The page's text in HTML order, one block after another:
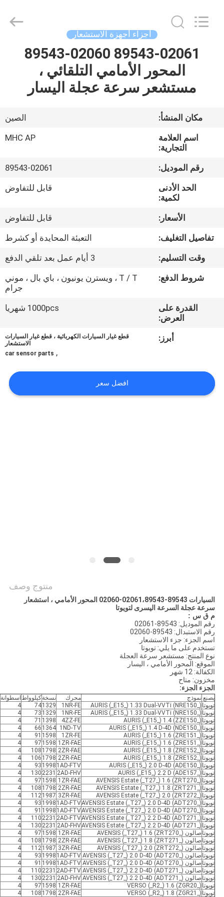
الصفحة
الرئيسية
معلومات
جولة
المعمل
مراقبة
الجودة
خريطة
Limited.
أجزاء أجهزة الاستشعار
89543-02061 89543-02060
المحور الأمامي التلقائي ،
مستشعر سرعة عجلة اليسار
مكان المنشأ:
الصين
اسم العلامة
التجارية:
MHC AP
رقم الموديل:
89543-02061
الحد الأدنى
لكمية:
قابل للتفاوض
الأسعار:
قابل للتفاوض
تفاصيل التغليف:
التعبئة المحايدة أو كشرط
وقت التسليم:
3 أيام عمل بعد تلقي الدفع
شروط الدفع:
T / T ، ويسترن يونيون ، باي بال ، موني
جرام
القدرة على
العرض:
1000pcs شهريا
أبرز:
قطع غيار السيارات الكهربائية ، قطع غيار السيارات
الاستشعار
,
car sensor parts
افضل سعر
منتوج وصف
السيارات 89543-02061،89543-02060 المحور الأمامي ، استشعار
سرعة عجلة السرعة اليسرى لتويوتا
م ق س :
رقم الموديل: 89543-02061
رقم الاستبدال: 89543-02060
اسم الجزء: جزء الاستشعار
تستخدم على ما يلي: تويوتا
نوع المنتج: مستشعر سرعة العجلة
الموقع: المحور الأمامي ، اليسار
الكفالة: 12 شهر
مخزون: متاح
الجزء الجزء:
يصنع نموذج محرك نسخةكيلوواط اسطوانة
تويوتا AURIS (_E15_) 1.33 Dual-VVTi (NRE150_)
1NR-FE
1329
74
4
تويوتا AURIS (_E15_) 1.33 Dual-VVTi (NRE150_)
1NR-FE
1329
73
4
تويوتا AURIS (_E15_) 1.4 (ZZE150_)
4ZZ-FE
1398
71
4
تويوتا AURIS (_E15_) 1.4 D-4D (NDE150_)
1ND-TV
1364
66
4
تويوتا AURIS (_E15_) 1.6 (ZRE151_)
1ZR-FE
1598
91
4
تويوتا AURIS (_E15_) 1.6 (ZRE151_)
1ZR-FAE
1598
97
4
تويوتا AURIS (_E15_) 1.8 (ZRE152_)
2ZR-FAE
1798
108
4
تويوتا AURIS (_E15_) 1.8 (ZRE152_)
2ZR-FAE
1798
106
4
تويوتا AURIS (_E15_) 2.0 D-4D (ADE150_)
1AD-FTV
1998
93
4
تويوتا AURIS (_E15_) 2.2 D (ADE157_)
2AD-FHV
2231
130
4
تويوتا AVENSIS Estate (_T27_) 1.6 (ZRT270_)
1ZR-FAE
1598
97
4
تويوتا AVENSIS Estate (_T27_) 1.8 (ZRT271_)
2ZR-FAE
1798
108
4
تويوتا AVENSIS Estate (_T27_) 2.0 (ZRT272_)
3ZR-FAE
1987
112
4
تويوتا AVENSIS Estate (_T27_) 2.0 D-4D (ADT270_)
1AD-FTV
1998
93
4
تويوتا AVENSIS Estate (_T27_) 2.0 D-4D (ADT270_)
1AD-FTV
1998
91
4
تويوتا AVENSIS Estate (_T27_) 2.2 D-4D (ADT271_)
2AD-FTV
2231
110
4
تويوتا AVENSIS Estate (_T27_) 2.2 D-4D (ADT271_)
2AD-FHV
2231
130
4
تويوتاصالون AVENSIS (_T27_) 1.6 (ZRT270_) 1ZR-FAE
1598
97
4
تويوتاصالون AVENSIS (_T27_) 1.8 (ZRT271_) 2ZR-FAE
1798
108
4
تويوتاصالون AVENSIS (_T27_) 2.0 (ZRT272_) 3ZR-FAE
1987
112
4
تويوتاصالون AVENSIS (_T27_) 2.0 D-4D (ADT270_) 1AD-FTV
1998
93
4
تويوتاصالون AVENSIS (_T27_) 2.0 D-4D (ADT270_) 1AD-FTV
1998
91
4
تويوتاصالون AVENSIS (_T27_) 2.2 D-4D (ADT271_) 2AD-FTV
2231
110
4
تويوتاصالون AVENSIS (_T27_) 2.2 D-4D (ADT271_) 2AD-FHV
2231
130
4
تويوتا VERSO (_R2_) 1.6 (ZGR20_)
1ZR-FAE
1598
97
4
تويوتا VERSO (_R2_) 1.8 (ZGR21_)
2ZR-FAE
1798
108
4